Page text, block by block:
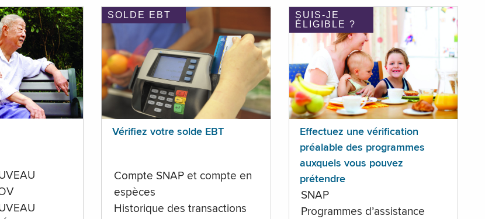
SOLDE EBT
Vérifiez votre solde EBT
Compte SNAP et compte en
espèces
Historique des transactions
SUIS-JE
ÉLIGIBLE ?
Effectuez une vérification
préalable des programmes
auxquels vous pouvez
prétendre
SNAP
Programmes d’assistance